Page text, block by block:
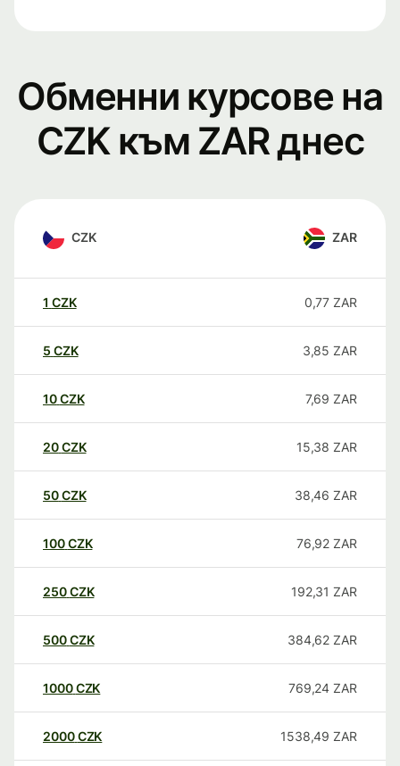
Обменни курсове на
CZK към ZAR днес
CZK ZAR
1 CZK 0,77 ZAR
5 CZK 3,85 ZAR
10CZK 7,69 ZAR
20CZK 15,38 ZAR
50CZK 38,46 ZAR
100CZK 76,92 ZAR
250CZK 192,31 ZAR
500CZK 384,62 ZAR
1000CZK 769,24 ZAR
2000CZK 1538,49 ZAR